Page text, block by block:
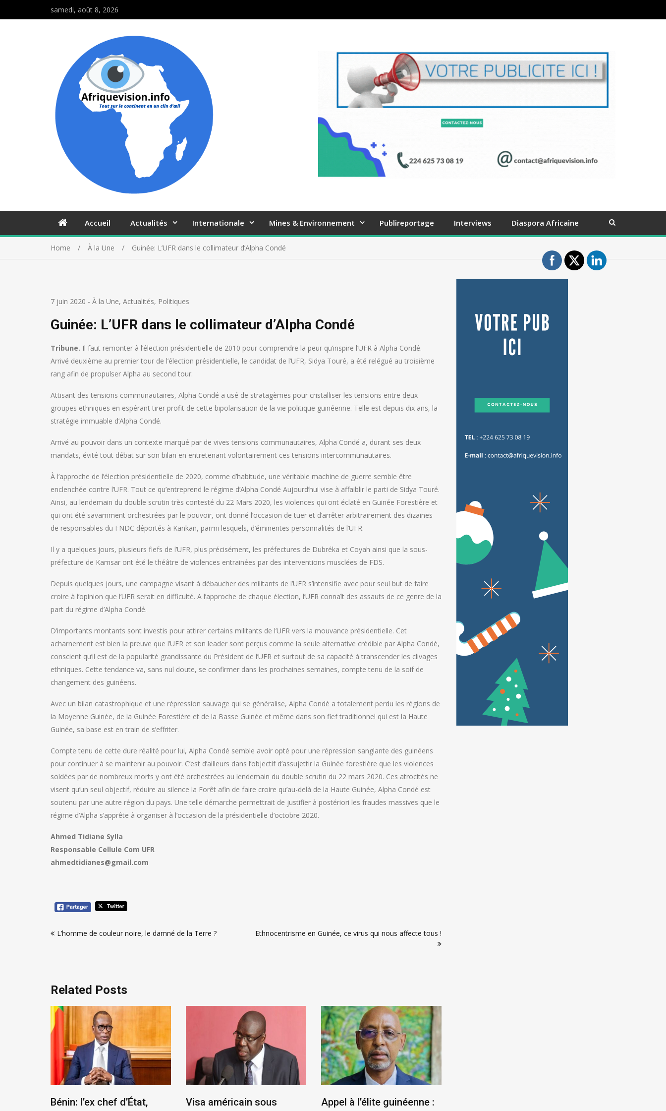
samedi, août 8, 2026
Accueil Actualités Internationale Mines & Environnement Publireportage Interviews Diaspora Africaine
Home À la Une Guinée: L’UFR dans le collimateur d’Alpha Condé
7 juin 2020 - À la Une, Actualités, Politiques
Guinée: L’UFR dans le collimateur d’Alpha Condé
Tribune. Il faut remonter à l’élection présidentielle de 2010 pour comprendre la peur qu’inspire l’UFR à Alpha Condé.
Arrivé deuxième au premier tour de l’élection présidentielle, le candidat de l’UFR, Sidya Touré, a été relégué au troisième
rang afin de propulser Alpha au second tour.
Attisant des tensions communautaires, Alpha Condé a usé de stratagèmes pour cristalliser les tensions entre deux
groupes ethniques en espérant tirer profit de cette bipolarisation de la vie politique guinéenne. Telle est depuis dix ans, la
stratégie immuable d’Alpha Condé.
Arrivé au pouvoir dans un contexte marqué par de vives tensions communautaires, Alpha Condé a, durant ses deux
mandats, évité tout débat sur son bilan en entretenant volontairement ces tensions intercommunautaires.
À l’approche de l’élection présidentielle de 2020, comme d’habitude, une véritable machine de guerre semble être
enclenchée contre l’UFR. Tout ce qu’entreprend le régime d’Alpha Condé Aujourd’hui vise à affaiblir le parti de Sidya Touré.
Ainsi, au lendemain du double scrutin très contesté du 22 Mars 2020, les violences qui ont éclaté en Guinée Forestière et
qui ont été savamment orchestrées par le pouvoir, ont donné l’occasion de tuer et d’arrêter arbitrairement des dizaines
de responsables du FNDC déportés à Kankan, parmi lesquels, d’éminentes personnalités de l’UFR.
Il y a quelques jours, plusieurs fiefs de l’UFR, plus précisément, les préfectures de Dubréka et Coyah ainsi que la sous-
préfecture de Kamsar ont été le théâtre de violences entrainées par des interventions musclées de FDS.
Depuis quelques jours, une campagne visant à débaucher des militants de l’UFR s’intensifie avec pour seul but de faire
croire à l’opinion que l’UFR serait en difficulté. A l’approche de chaque élection, l’UFR connaît des assauts de ce genre de la
part du régime d’Alpha Condé.
D’importants montants sont investis pour attirer certains militants de l’UFR vers la mouvance présidentielle. Cet
acharnement est bien la preuve que l’UFR et son leader sont perçus comme la seule alternative crédible par Alpha Condé,
conscient qu’il est de la popularité grandissante du Président de l’UFR et surtout de sa capacité à transcender les clivages
ethniques. Cette tendance va, sans nul doute, se confirmer dans les prochaines semaines, compte tenu de la soif de
changement des guinéens.
Avec un bilan catastrophique et une répression sauvage qui se généralise, Alpha Condé a totalement perdu les régions de
la Moyenne Guinée, de la Guinée Forestière et de la Basse Guinée et même dans son fief traditionnel qui est la Haute
Guinée, sa base est en train de s’effriter.
Compte tenu de cette dure réalité pour lui, Alpha Condé semble avoir opté pour une répression sanglante des guinéens
pour continuer à se maintenir au pouvoir. C’est d’ailleurs dans l’objectif d’assujettir la Guinée forestière que les violences
soldées par de nombreux morts y ont été orchestrées au lendemain du double scrutin du 22 mars 2020. Ces atrocités ne
visent qu’un seul objectif, réduire au silence la Forêt afin de faire croire qu’au-delà de la Haute Guinée, Alpha Condé est
soutenu par une autre région du pays. Une telle démarche permettrait de justifier à postériori les fraudes massives que le
régime d’Alpha s’apprête à organiser à l’occasion de la présidentielle d’octobre 2020.
Ahmed Tidiane Sylla
Responsable Cellule Com UFR
ahmedtidianes@gmail.com
deL’homme de couleur noire, le damné de la Terre ? Ethnocentrisme en Guinée, ce virus qui nous affecte tous !
Related Posts
Bénin: l’ex chef d’État,
Visa américain sous
Appel à l’élite guinéenne :